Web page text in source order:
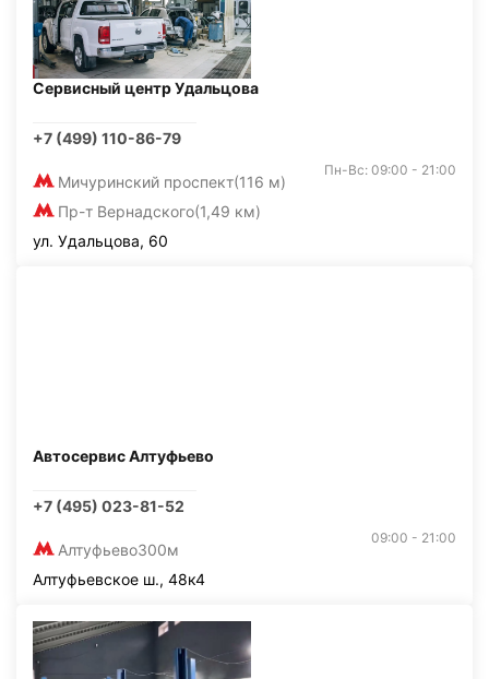
Сервисный центр Удальцова
+7 (499) 110-86-79
Мичуринский проспект(116 м)
Пр-т Вернадского(1,49 км)
Пн-Вс: 09:00 - 21:00
ул. Удальцова, 60
Автосервис Алтуфьево
+7 (495) 023-81-52
Алтуфьево300м
09:00 - 21:00
Алтуфьевское ш., 48к4